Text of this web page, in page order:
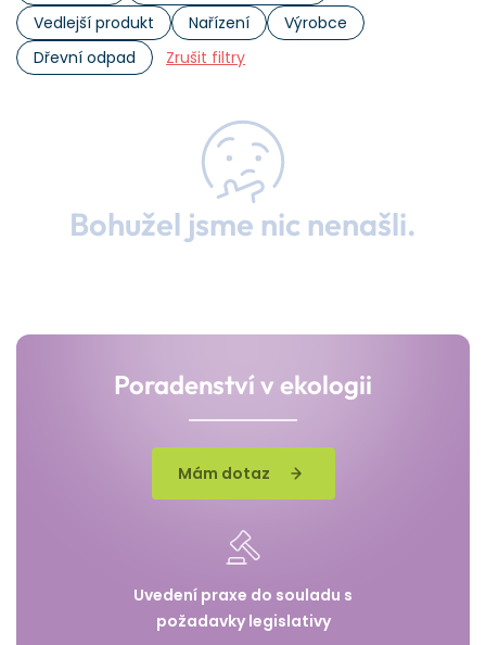
Vedlejší produkt
Nařízení
Výrobce
Dřevní odpad
Zrušit filtry
Bohužel jsme nic nenašli.
Poradenství v ekologii
Mám dotaz
Uvedení praxe do souladu s
požadavky legislativy